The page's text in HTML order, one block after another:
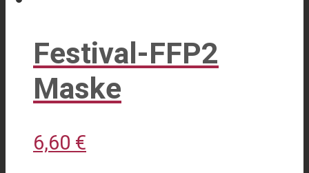
gewählt
werden
Festival-FFP2
Maske
6,60 €